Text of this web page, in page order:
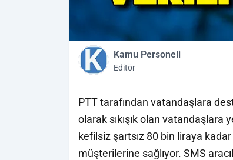
Kamu Personeli
Editör
PTT tarafından vatandaşlara
olarak sıkışık olan vatandaşlara
kefilsiz şartsız 80 bin liraya
müşterilerine sağlıyor. SMS